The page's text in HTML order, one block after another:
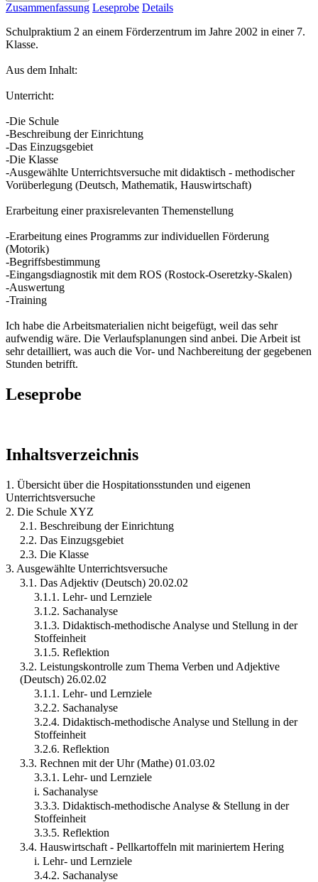
Zusammenfassung Leseprobe Details
Schulpraktium 2 an einem Förderzentrum im Jahre 2002 in einer 7.
Klasse.
Aus dem Inhalt:
Unterricht:
-Die Schule
-Beschreibung der Einrichtung
-Das Einzugsgebiet
-Die Klasse
-Ausgewählte Unterrichtsversuche mit didaktisch - methodischer
Vorüberlegung (Deutsch, Mathematik, Hauswirtschaft)
Erarbeitung einer praxisrelevanten Themenstellung
-Erarbeitung eines Programms zur individuellen Förderung
(Motorik)
-Begriffsbestimmung
-Eingangsdiagnostik mit dem ROS (Rostock-Oseretzky-Skalen)
-Auswertung
-Training
Ich habe die Arbeitsmaterialien nicht beigefügt, weil das sehr
aufwendig wäre. Die Verlaufsplanungen sind anbei. Die Arbeit ist
sehr detailliert, was auch die Vor- und Nachbereitung der gegebenen
Stunden betrifft.
Leseprobe
Inhaltsverzeichnis
1. Übersicht über die Hospitationsstunden und eigenen
Unterrichtsversuche
2. Die Schule XYZ
2.1. Beschreibung der Einrichtung
2.2. Das Einzugsgebiet
2.3. Die Klasse
3. Ausgewählte Unterrichtsversuche
3.1. Das Adjektiv (Deutsch) 20.02.02
3.1.1. Lehr- und Lernziele
3.1.2. Sachanalyse
3.1.3. Didaktisch-methodische Analyse und Stellung in der
Stoffeinheit
3.1.5. Reflektion
3.2. Leistungskontrolle zum Thema Verben und Adjektive
(Deutsch) 26.02.02
3.1.1. Lehr- und Lernziele
3.2.2. Sachanalyse
3.2.4. Didaktisch-methodische Analyse und Stellung in der
Stoffeinheit
3.2.6. Reflektion
3.3. Rechnen mit der Uhr (Mathe) 01.03.02
3.3.1. Lehr- und Lernziele
i. Sachanalyse
3.3.3. Didaktisch-methodische Analyse & Stellung in der
Stoffeinheit
3.3.5. Reflektion
3.4. Hauswirtschaft - Pellkartoffeln mit mariniertem Hering
i. Lehr- und Lernziele
3.4.2. Sachanalyse